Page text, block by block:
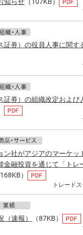
証券）の役員人事に関す
証券）の組織改定および
ン社がアジアのマーケッ
金融投資を通じて「トレ
168KB）
トレード
速報） （87KB）